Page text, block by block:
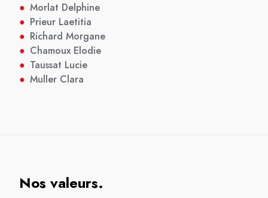
● Morlat Delphine
● Prieur Laetitia
● Richard Morgane
● Chamoux Elodie
● Taussat Lucie
● Muller Clara
Nos valeurs.